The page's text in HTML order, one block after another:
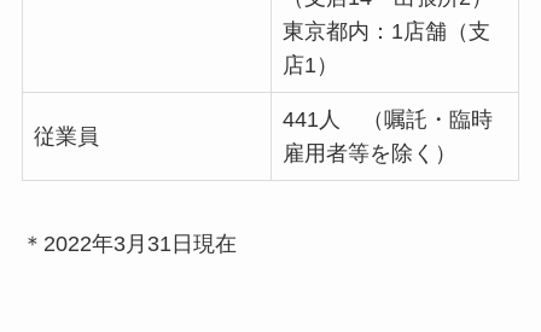
東京都内：1店舗（支
店1）
従業員
441人 （嘱託・臨時
雇用者等を除く）
＊2022年3月31日現在